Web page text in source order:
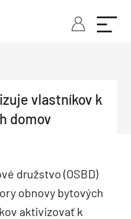
vlastníkov k
domov
družstvo (OSBD)
obnovy bytových
aktivizovať k